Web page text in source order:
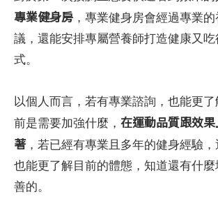
專業健身房 ，專業健身房會經過專業
議，還能安排專屬營養師打造健康又
式。
以個人而言，若有專業諮詢，也能更
前是需要加強什麼， 在運動品質跟效
著，若已經有專業且多年的健身經驗，
也能更了解目前的體態，知道還有什
善的。